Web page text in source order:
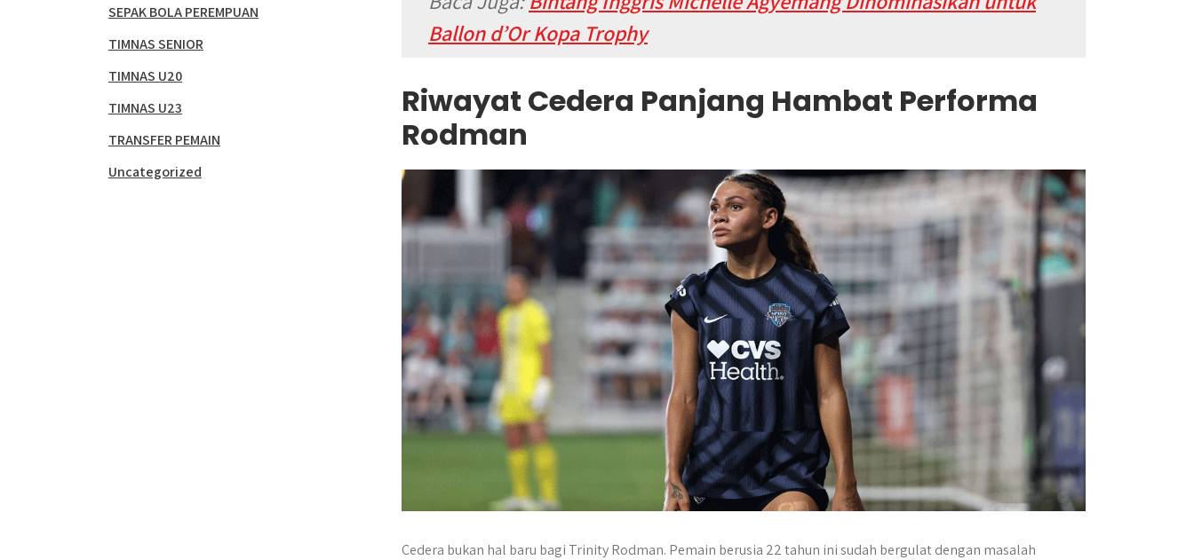
Ballon d’Or Kopa Trophy
Riwayat Cedera Panjang Hambat Performa
Rodman
Cedera bukan hal baru bagi Trinity Rodman. Pemain berusia 22 tahun ini sudah bergulat dengan masalah
SEPAK BOLA PEREMPUAN
TIMNAS SENIOR
TIMNAS U20
TIMNAS U23
TRANSFER PEMAIN
Uncategorized